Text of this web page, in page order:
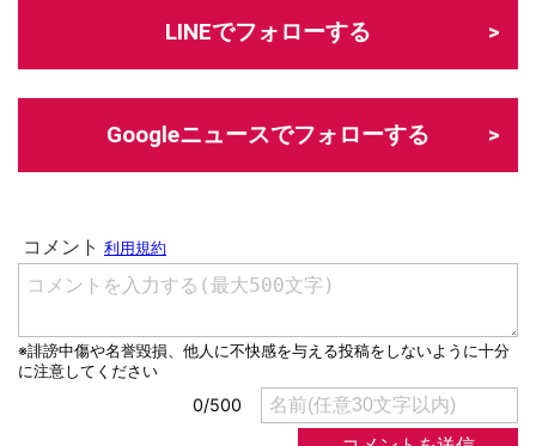
LINEでフォローする
Googleニュースでフォローする